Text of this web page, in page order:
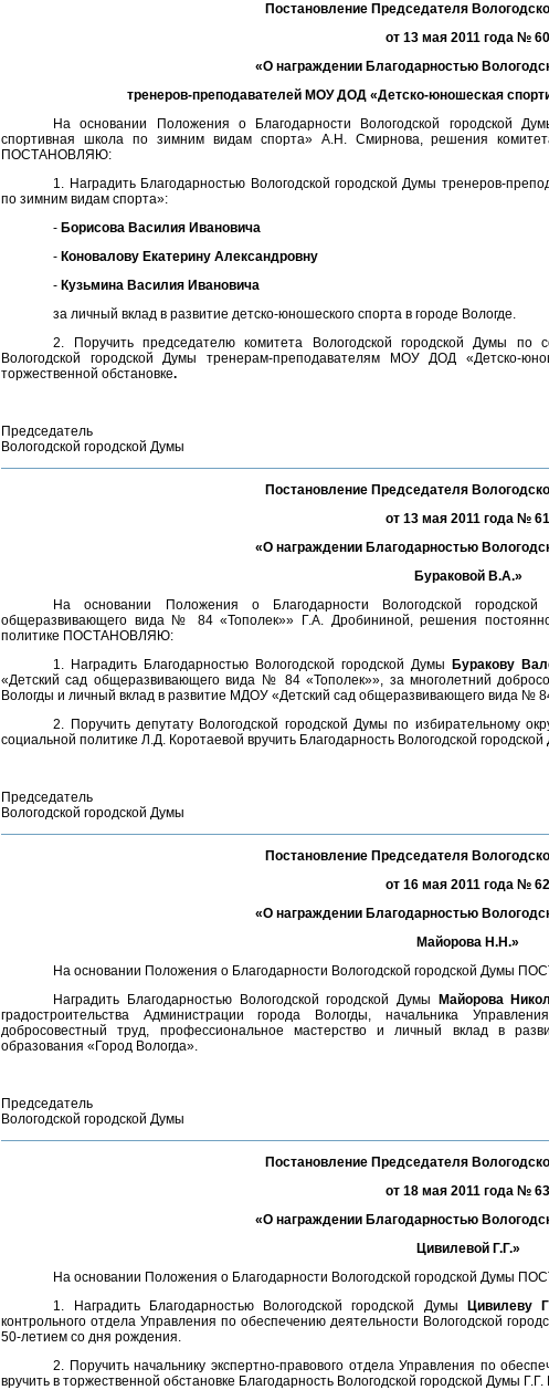
Постановление Председателя
от 13 мая 2011 года № 60
«О награждении Благодарностью
тренеров-преподавателей МОУ ДОД «Детско-юношеская
На основании Положения о Благодарности Вологодской городской
спортивная школа по зимним видам спорта» А.Н. Смирнова, решения
ПОСТАНОВЛЯЮ:
1. Наградить Благодарностью Вологодской городской Думы тренеров-
по зимним видам спорта»:
- Борисова Василия Ивановича
- Коновалову Екатерину Александровну
- Кузьмина Василия Ивановича
за личный вклад в развитие детско-юношеского спорта в городе Вологде.
2. Поручить председателю комитета Вологодской городской Думы по
Вологодской городской Думы тренерам-преподавателям МОУ ДОД «Детско-
торжественной обстановке.
Председатель
Вологодской городской Думы
Постановление Председателя
от 13 мая 2011 года № 61
«О награждении Благодарностью
Бураковой В.А.»
На основании Положения о Благодарности Вологодской
общеразвивающего вида № 84 «Тополек»» Г.А. Дробининой, решения
политике ПОСТАНОВЛЯЮ:
1. Наградить Благодарностью Вологодской городской Думы
Буракову
«Детский сад общеразвивающего вида № 84 «Тополек»», за многолетний
Вологды и личный вклад в развитие МДОУ «Детский сад общеразвивающего вида №
2. Поручить депутату Вологодской городской Думы по избирательному
социальной политике Л.Д. Коротаевой вручить Благодарность Вологодской
Председатель
Вологодской городской Думы
Постановление Председателя
от 16 мая 2011 года № 62
«О награждении Благодарностью
Майорова Н.Н.»
На основании Положения о Благодарности Вологодской городской Думы
Наградить Благодарностью Вологодской городской Думы
Майорова
градостроительства Администрации города Вологды, начальника
добросовестный труд, профессиональное мастерство и личный вклад в
образования «Город Вологда».
Председатель
Вологодской городской Думы
Постановление Председателя
от 18 мая 2011 года № 63
«О награждении Благодарностью
Цивилевой Г.Г.»
На основании Положения о Благодарности Вологодской городской Думы
1. Наградить Благодарностью Вологодской городской Думы
Цивилеву
контрольного отдела Управления по обеспечению деятельности Вологодской
50-летием со дня рождения.
2. Поручить начальнику экспертно-правового отдела Управления по
вручить в торжественной обстановке Благодарность Вологодской городской Думы